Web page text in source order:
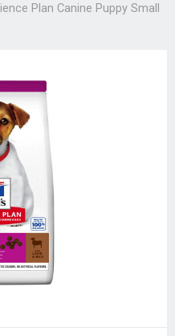
Plan Canine Puppy Small